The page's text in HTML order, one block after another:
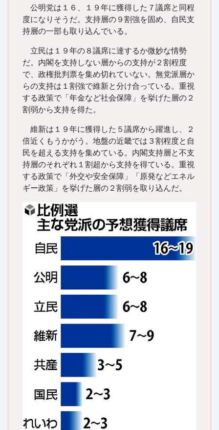
公明党は１６、１９年に獲得した７議席と同程
度になりそうだ。支持層の９割強を固め、自民支
持層の一部も取り込んでいる。
立民は１９年の８議席に達するか微妙な情勢
だ。内閣を支持しない層からの支持が２割程度
で、政権批判票を集め切れていない。無党派層か
らの支持は１割強で維新と分け合っている。重視
する政策で「年金など社会保障」を挙げた層の２
割弱から支持を得た。
維新は１９年に獲得した５議席から躍進し、２
倍近くもうかがう。地盤の近畿では３割程度と自
民を超える支持を集めている。内閣支持層と不支
持層のそれぞれ１割超から支持を得ている。重視
する政策で「外交や安全保障」「原発などエネル
ギー政策」を挙げた層の２割弱を取り込んだ。